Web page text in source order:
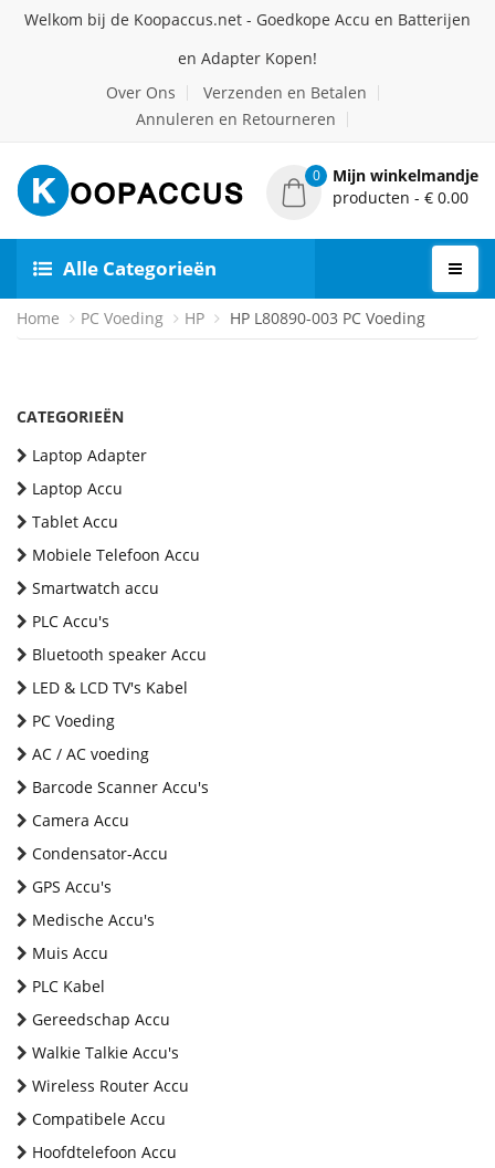
Welkom bij de Koopaccus.net - Goedkope Accu en Batterijen
en Adapter Kopen!
Over Ons
Verzenden en Betalen
Annuleren en Retourneren
0
Mijn winkelmandje
producten - € 0.00
Alle Categorieën
Home PC Voeding HP HP L80890-003 PC Voeding
CATEGORIEËN
Laptop Adapter
Laptop Accu
Tablet Accu
Mobiele Telefoon Accu
Smartwatch accu
PLC Accu's
Bluetooth speaker Accu
LED & LCD TV's Kabel
PC Voeding
AC / AC voeding
Barcode Scanner Accu's
Camera Accu
Condensator-Accu
GPS Accu's
Medische Accu's
Muis Accu
PLC Kabel
Gereedschap Accu
Walkie Talkie Accu's
Wireless Router Accu
Compatibele Accu
Hoofdtelefoon Accu